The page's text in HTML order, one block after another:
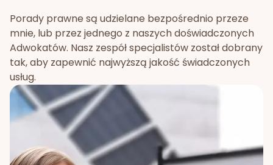
Porady prawne są udzielane bezpośrednio przeze
mnie, lub przez jednego z naszych doświadczonych
Adwokatów. Nasz zespół specjalistów został dobrany
tak, aby zapewnić najwyższą jakość świadczonych
usług.